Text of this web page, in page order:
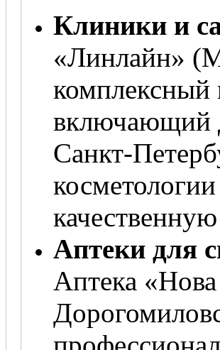
Клиники и
«Линлайн»
комплексный
включающий
Санкт-
Аптеки для
Аптека